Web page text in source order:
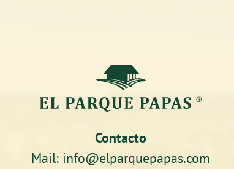
Contacto
Mail: info@elparquepapas.com